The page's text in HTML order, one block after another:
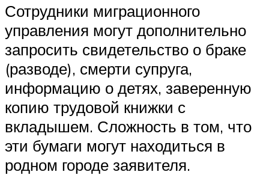
Сотрудники миграционного
управления могут дополнительно
запросить свидетельство о браке
(разводе), смерти супруга,
информацию о детях, заверенную
копию трудовой книжки с
вкладышем. Сложность в том, что
эти бумаги могут находиться в
родном городе заявителя.